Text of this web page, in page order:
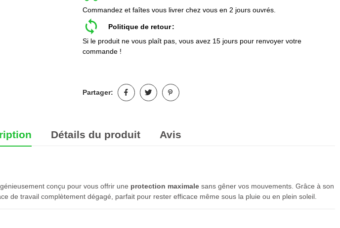
Commandez et faîtes vous livrer chez vous en 2 jours ouvrés.
Politique de retour
Si le produit ne vous plaît pas, vous avez 15 jours pour renvoyer votre
commande !
Partager:
Détails du produit Avis
conçu pour vous offrir une protection maximale sans gêner vos mouvements. Grâce à son
de travail complètement dégagé, parfait pour rester efficace même sous la pluie ou en plein soleil.